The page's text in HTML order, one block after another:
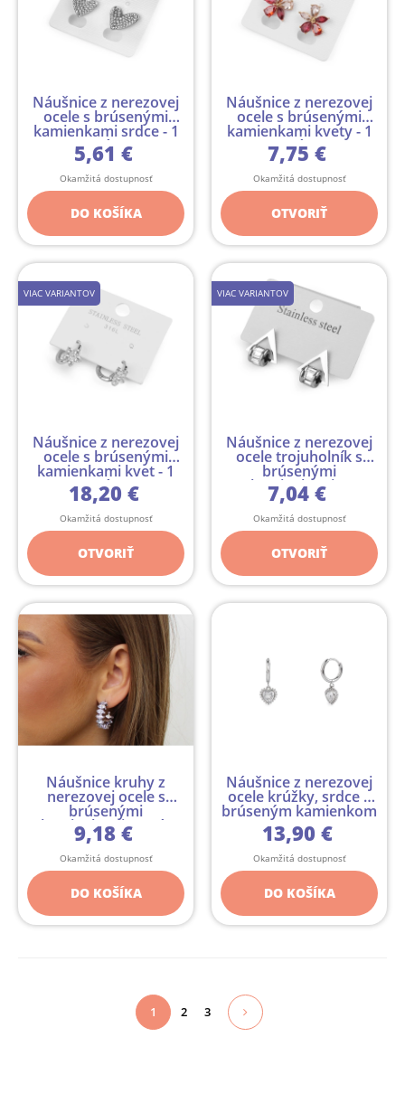
Náušnice z nerezovej
ocele s brúsenými
kamienkami srdce - 1
pár
5,61 €
Okamžitá dostupnosť
DO KOŠÍKA
Náušnice z nerezovej
ocele s brúsenými
kamienkami kvety - 1
pár
7,75 €
Okamžitá dostupnosť
OTVORIŤ
VIAC VARIANTOV
Náušnice z nerezovej
ocele s brúsenými
kamienkami kvet - 1
pár
18,20 €
Okamžitá dostupnosť
OTVORIŤ
VIAC VARIANTOV
Náušnice z nerezovej
ocele trojuholník s
brúsenými
kamienkami ...
7,04 €
Okamžitá dostupnosť
OTVORIŤ
Náušnice kruhy z
nerezovej ocele s
brúsenými
kamienkami - 1 pár
9,18 €
Okamžitá dostupnosť
DO KOŠÍKA
Náušnice z nerezovej
ocele krúžky, srdce s
brúseným kamienkom
...
13,90 €
Okamžitá dostupnosť
DO KOŠÍKA
1 2 3